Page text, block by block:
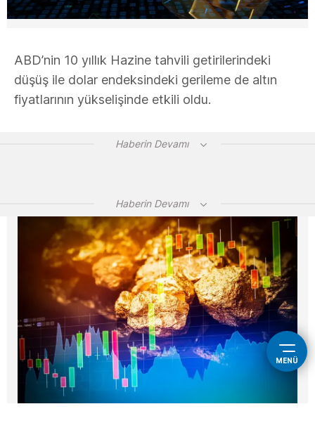
MENÜ
ABD’nin 10 yıllık Hazine tahvili getirilerindeki
düşüş ile dolar endeksindeki gerileme de altın
fiyatlarının yükselişinde etkili oldu.
Haberin Devamı
Haberin Devamı